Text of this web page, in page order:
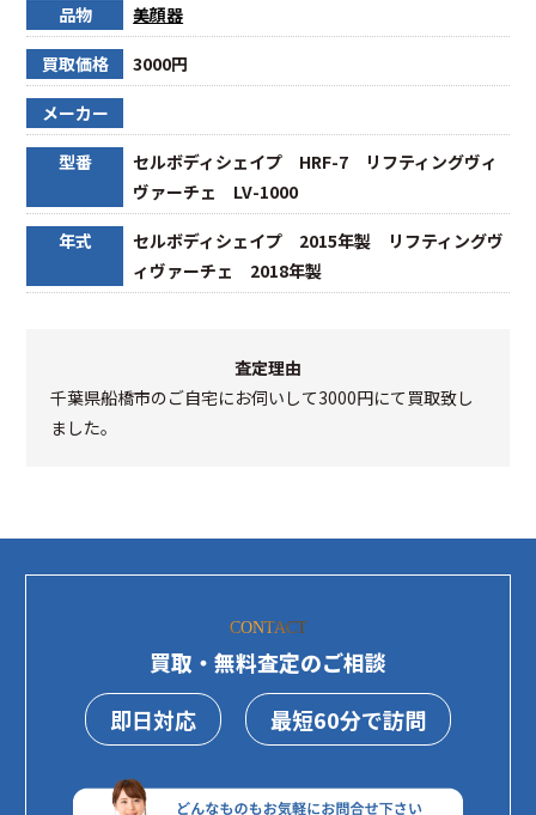
品物 美顔器
買取価格 3000円
メーカー
型番
セルボディシェイプ HRF-7 リフティングヴィ
ヴァーチェ LV-1000
年式
セルボディシェイプ 2015年製 リフティングヴ
ィヴァーチェ 2018年製
査定理由
千葉県船橋市のご自宅にお伺いして3000円にて買取致し
ました。
CONTACT
買取・無料査定のご相談
即日対応
最短60分で訪問